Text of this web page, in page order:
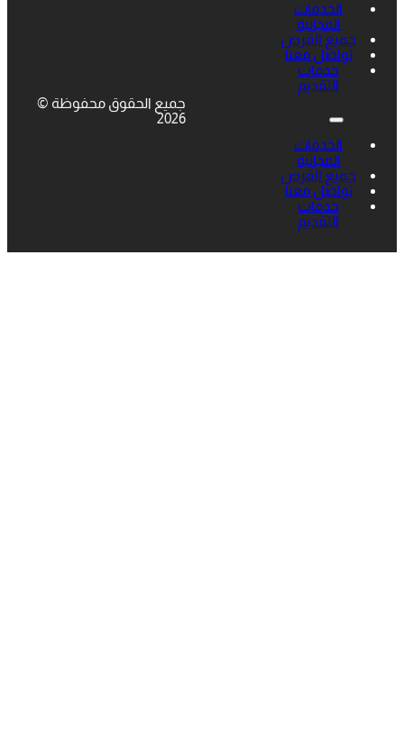
الخدمات
المجانية
جميع الفرص
تواصل معنا
خدمات
التقديم
الخدمات
المجانية
جميع الفرص
تواصل معنا
خدمات
التقديم
جميع الحقوق محفوظة ©
2026